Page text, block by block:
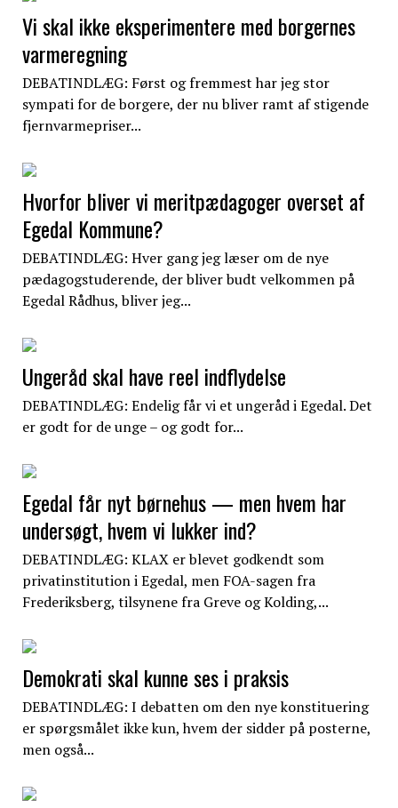
Vi skal ikke eksperimentere med borgernes
varmeregning
DEBATINDLÆG: Først og fremmest har jeg stor
sympati for de borgere, der nu bliver ramt af stigende
fjernvarmepriser...
Hvorfor bliver vi meritpædagoger overset af
Egedal Kommune?
DEBATINDLÆG: Hver gang jeg læser om de nye
pædagogstuderende, der bliver budt velkommen på
Egedal Rådhus, bliver jeg...
Ungeråd skal have reel indflydelse
DEBATINDLÆG: Endelig får vi et ungeråd i Egedal. Det
er godt for de unge – og godt for...
Egedal får nyt børnehus — men hvem har
undersøgt, hvem vi lukker ind?
DEBATINDLÆG: KLAX er blevet godkendt som
privatinstitution i Egedal, men FOA-sagen fra
Frederiksberg, tilsynene fra Greve og Kolding,...
Demokrati skal kunne ses i praksis
DEBATINDLÆG: I debatten om den nye konstituering
er spørgsmålet ikke kun, hvem der sidder på posterne,
men også...